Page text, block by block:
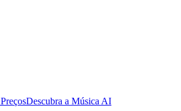
PreçosDescubra a Música AI